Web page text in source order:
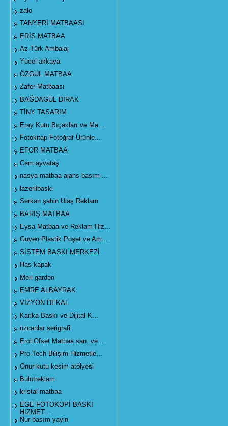
zalo
TANYERİ MATBAASI
ERİS MATBAA
Az-Türk Ambalaj
Yücel akkaya
ÖZGÜL MATBAA
Zafer Matbaası
BAĞDAGÜL DIRAK
TİNY TASARIM
Eray Kutu Bıçakları ve Ma...
Fotokitap Fotoğraf Ürünle...
EFOR MATBAA
Cem ayvataş
nasya matbaa ajans basım ...
lazerlibaski
Serkan şahin Ulaş Reklam
BARIŞ MATBAA
Eysa Matbaa ve Reklam Hiz...
Güven Plastik Poşet ve Am...
SİSTEM BASKI MERKEZİ
Has kapak
Meri garden
EMRE ALBAYRAK
VİZYON DEKAL
Karika Baskı ve Dijital K...
özcanlar serigrafi
Erol Ofset Matbaa san. ve...
Pro-Tech Bilişim Hizmetle...
Onur kutu kesim atölyesi
Bulutreklam
kristal matbaa
EGE FOTOKOPİ BASKI
HIZMET...
Nur basım yayin